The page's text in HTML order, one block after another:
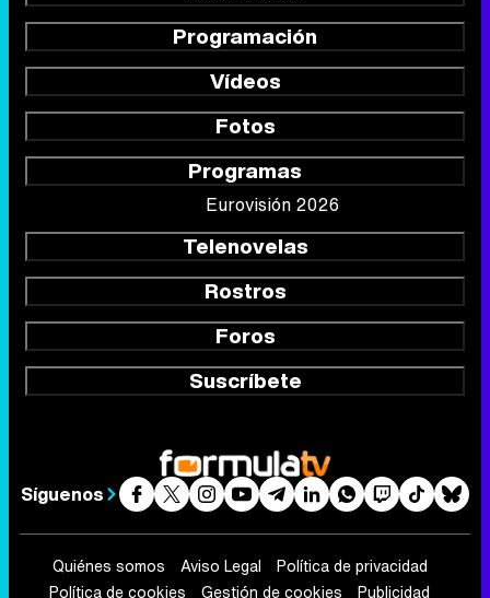
Programación
Vídeos
Fotos
Programas
Eurovisión 2026
Telenovelas
Rostros
Foros
Suscríbete
Síguenos
Quiénes somos Aviso Legal
Política de privacidad
Política de cookies
Gestión de cookies Publicidad